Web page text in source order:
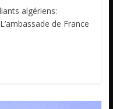
algériens:
de France